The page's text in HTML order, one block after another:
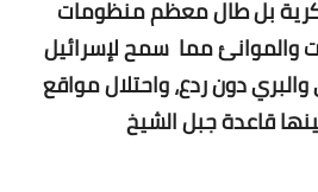
بل طال معظم منظومات
والموانئ مما سمح لإسرائيل
دون ردع، واحتلال مواقع
قاعدة جبل الشيخ